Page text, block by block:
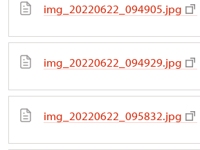
img_20220622_094905.jpg
img_20220622_094929.jpg
img_20220622_095832.jpg